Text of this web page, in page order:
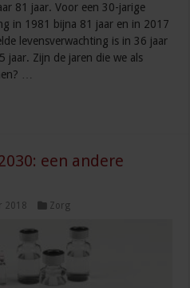
81 jaar. Voor een 30-jarige
in 1981 bijna 81 jaar en in 2017
levensverwachting is in 36 jaar
jaar. Zijn de jaren die we als
…
een andere
2018 Zorg